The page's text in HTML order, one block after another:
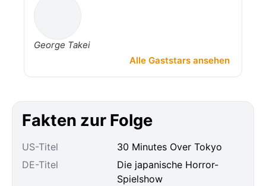
George Takei
Alle Gaststars ansehen
Fakten zur Folge
US-Titel
30 Minutes Over Tokyo
DE-Titel
Die japanische Horror-
Spielshow